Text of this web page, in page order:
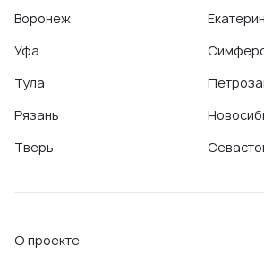
Воронеж
Уфа
Тула
Рязань
Тверь
О проекте